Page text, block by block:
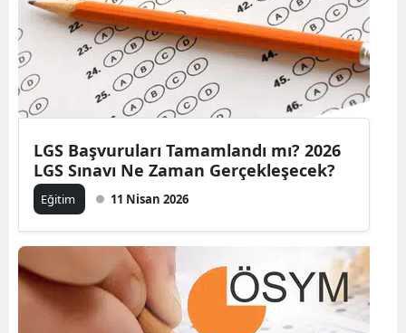
LGS Başvuruları Tamamlandı mı? 2026
LGS Sınavı Ne Zaman Gerçekleşecek?
Eğitim 11 Nisan 2026